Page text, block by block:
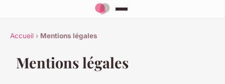
Accueil › Mentions légales
Mentions légales